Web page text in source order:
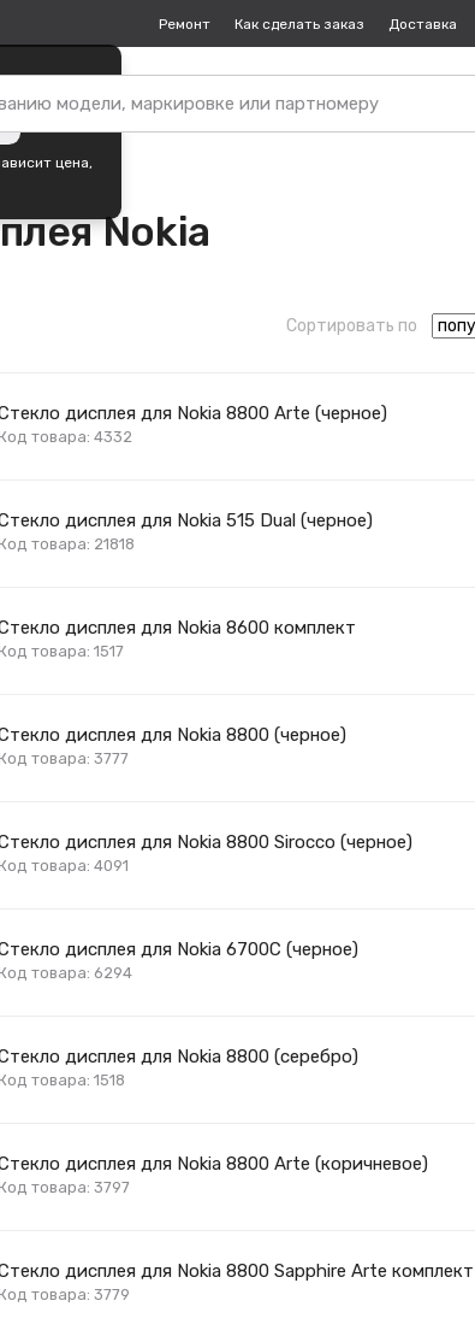
цена,
Ремонт Как сделать заказ Доставка
Nokia
Сортировать по
дисплея для Nokia 8800 Arte (черное)
товара: 4332
дисплея для Nokia 515 Dual (черное)
товара: 21818
дисплея для Nokia 8600 комплект
товара: 1517
дисплея для Nokia 8800 (черное)
товара: 3777
дисплея для Nokia 8800 Sirocco (черное)
товара: 4091
дисплея для Nokia 6700C (черное)
товара: 6294
дисплея для Nokia 8800 (серебро)
товара: 1518
дисплея для Nokia 8800 Arte (коричневое)
товара: 3797
дисплея для Nokia 8800 Sapphire Arte комплект
товара: 3779